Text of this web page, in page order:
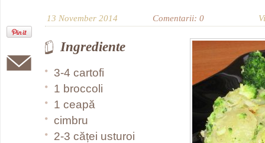
13 November 2014 Comentarii: 0
Ingrediente
3-4 cartofi
1 broccoli
1 ceapă
cimbru
2-3 căței usturoi